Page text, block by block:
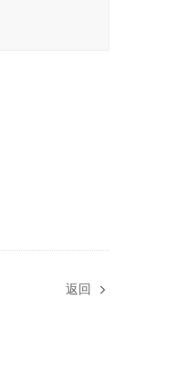
返回